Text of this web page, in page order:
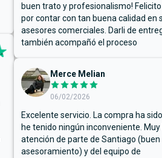
buen trato y profesionalismo! Felicito
por contar con tan buena calidad en
asesores comerciales. Darli de
también acompañó el proceso
Merce Melian
06/02/2026
Excelente servicio. La compra ha
he tenido ningún inconveniente. Muy
atención de parte de Santiago (buen
asesoramiento) y del equipo de